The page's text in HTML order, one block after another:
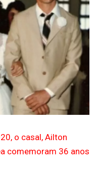
o casal, Ailton
comemoram 36 anos